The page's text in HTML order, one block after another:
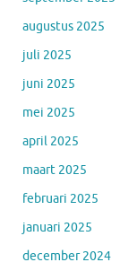
augustus 2025
juli 2025
juni 2025
mei 2025
april 2025
maart 2025
februari 2025
januari 2025
december 2024